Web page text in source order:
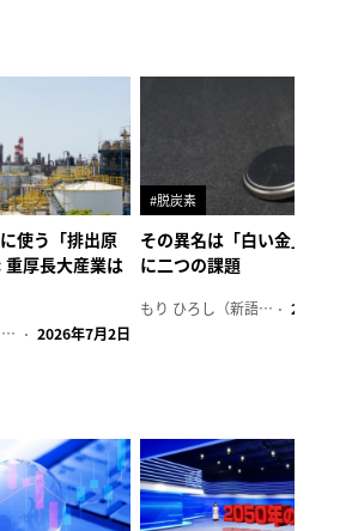
使う「排出原
厚長大産業は
池田 真隆 （オルタナ輪番編集長） 2026年7月2日
#脱炭素
その異名は「白い金」、リ
に二つの課題
もり ひろし（新語ウォッチャー） 2023年7